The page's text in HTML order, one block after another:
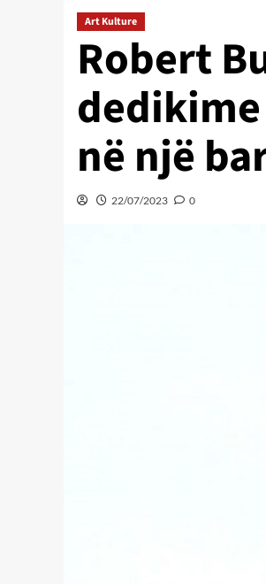
Art Kulture
Robert
në një
22/07/2023 0